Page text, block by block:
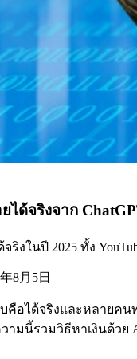
ได้จริงจาก
จริงในปี 2025 ทั้ง
8月5日
คือได้จริงและหลายค
ามนี้รวมวิธีหาเงินด้วย